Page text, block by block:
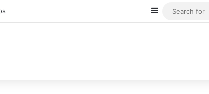
Sidebar